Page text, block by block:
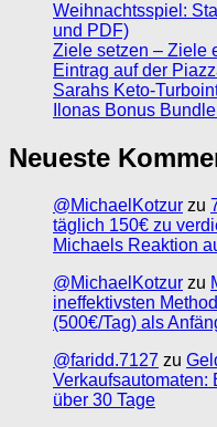
Weihnachtsspiel:
und PDF)
Ziele setzen – Ziele
Eintrag auf der
Sarahs Keto-
Ilonas Bonus
Neueste
@MichaelKotzur zu
täglich 150€ zu
Michaels Reaktion
@MichaelKotzur zu
ineffektivsten
(500€/Tag) als
@faridd.7127 zu
Verkaufsautomaten:
über 30 Tage